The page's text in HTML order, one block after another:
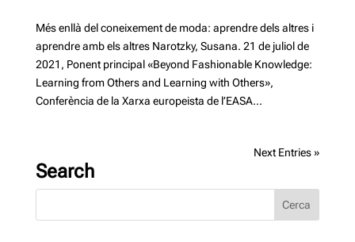
Més enllà del coneixement de moda: aprendre dels altres i
aprendre amb els altres Narotzky, Susana. 21 de juliol de
2021, Ponent principal «Beyond Fashionable Knowledge:
Learning from Others and Learning with Others»,
Conferència de la Xarxa europeista de l’EASA...
Next Entries »
Search